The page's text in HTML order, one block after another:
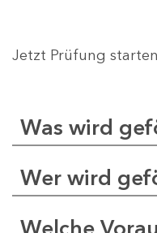
Jetzt Prüfung starten
Was wird
Wer wird
Welche